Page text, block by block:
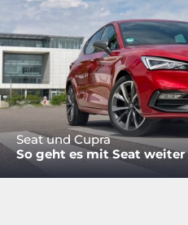
Seat und Cupra
So geht es mit Seat weiter